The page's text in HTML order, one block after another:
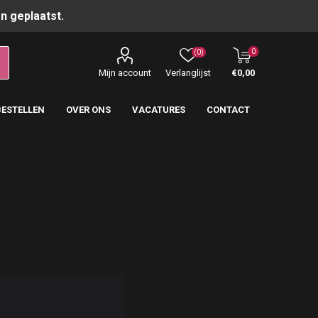
geplaatst.
Mijn account Verlanglijst
(0) 0
€0,00
OVER ONS VACATURES CONTACT